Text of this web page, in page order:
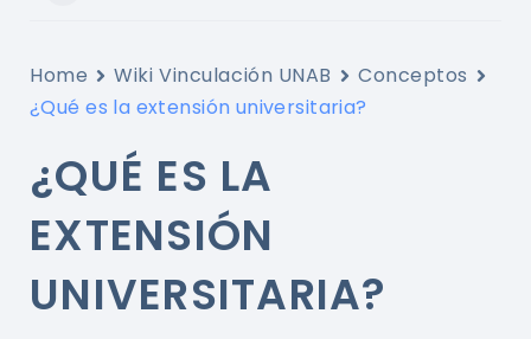
Home Wiki Vinculación UNAB
Conceptos
¿Qué es la extensión universitaria?
¿QUÉ ES LA
EXTENSIÓN
UNIVERSITARIA?